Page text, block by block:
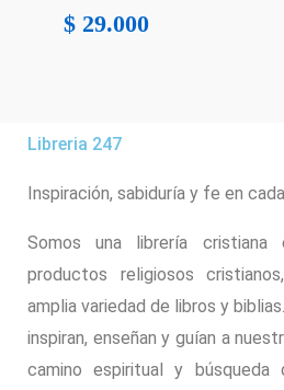
$ 29.000
Libreria 247
Inspiración, sabiduría y fe en
Somos una librería cristiana
productos religiosos
amplia variedad de libros y
inspiran, enseñan y guían a
camino espiritual y búsqueda